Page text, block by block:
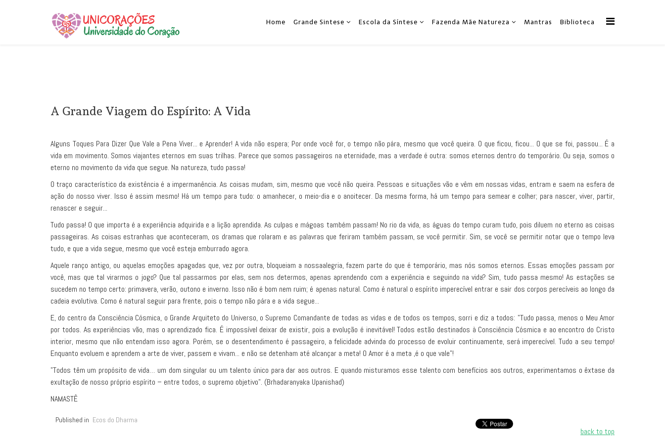
Home Grande Sintese Escola da Síntese Fazenda Mãe Natureza Mantras Biblioteca
A Grande Viagem do Espírito: A Vida
Alguns Toques Para Dizer Que Vale a Pena Viver... e Aprender! A vida não espera; Por onde você for, o tempo não pára, mesmo que você queira. O que ficou, ficou... O que se foi, passou... É a
vida em movimento. Somos viajantes eternos em suas trilhas. Parece que somos passageiros na eternidade, mas a verdade é outra: somos eternos dentro do temporário. Ou seja, somos o
eterno no movimento da vida que segue. Na natureza, tudo passa!
O traço característico da existência é a impermanência. As coisas mudam, sim, mesmo que você não queira. Pessoas e situações vão e vêm em nossas vidas, entram e saem na esfera de
ação do nosso viver. Isso é assim mesmo! Há um tempo para tudo: o amanhecer, o meio-dia e o anoitecer. Da mesma forma, há um tempo para semear e colher; para nascer, viver, partir,
renascer e seguir...
Tudo passa! O que importa é a experiência adquirida e a lição aprendida. As culpas e mágoas também passam! No rio da vida, as águas do tempo curam tudo, pois diluem no eterno as coisas
passageiras. As coisas estranhas que aconteceram, os dramas que rolaram e as palavras que feriram também passam, se você permitir. Sim, se você se permitir notar que o tempo leva
tudo, e que a vida segue, mesmo que você esteja emburrado agora.
Aquele ranço antigo, ou aquelas emoções apagadas que, vez por outra, bloqueiam a nossaalegria, fazem parte do que é temporário, mas nós somos eternos. Essas emoções passam por
você, mas que tal virarmos o jogo? Que tal passarmos por elas, sem nos determos, apenas aprendendo com a experiência e seguindo na vida? Sim, tudo passa mesmo! As estações se
sucedem no tempo certo: primavera, verão, outono e inverno. Isso não é bom nem ruim; é apenas natural. Como é natural o espírito imperecível entrar e sair dos corpos perecíveis ao longo da
cadeia evolutiva. Como é natural seguir para frente, pois o tempo não pára e a vida segue...
E, do centro da Consciência Cósmica, o Grande Arquiteto do Universo, o Supremo Comandante de todas as vidas e de todos os tempos, sorri e diz a todos: "Tudo passa, menos o Meu Amor
por todos. As experiências vão, mas o aprendizado fica. É impossível deixar de existir, pois a evolução é inevitável! Todos estão destinados à Consciência Cósmica e ao encontro do Cristo
interior, mesmo que não entendam isso agora. Porém, se o desentendimento é passageiro, a felicidade advinda do processo de evoluir continuamente, será imperecível. Tudo a seu tempo!
Enquanto evoluem e aprendem a arte de viver, passem e vivam... e não se detenham até alcançar a meta! O Amor é a meta ,é o que vale"!
"Todos têm um propósito de vida… um dom singular ou um talento único para dar aos outros. E quando misturamos esse talento com benefícios aos outros, experimentamos o êxtase da
exultação de nosso próprio espírito – entre todos, o supremo objetivo". (Brhadaranyaka Upanishad)
NAMASTÊ
Published in Ecos do Dharma
back to top